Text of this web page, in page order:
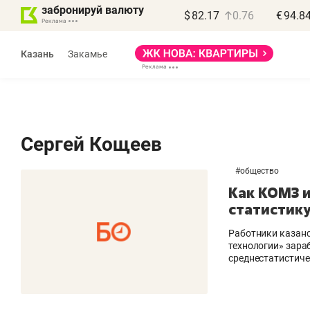
забронируй валюту $ 82.17 0.76 €
Казань Закамье
Сергей Кощеев
#общество
Как КОМЗ
Работники
технологии»
Василь Мазитов
«Не зная местных
правил, бизнес может
потерять минимум